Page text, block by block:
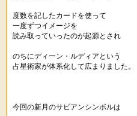
度数を記したカードを使って
一度ずつイメージを
読み取っていったのが起源とされ
のちにディーン・ルディアという
占星術家が体系化して広まりました。
今回の新月のサビアンシンボルは